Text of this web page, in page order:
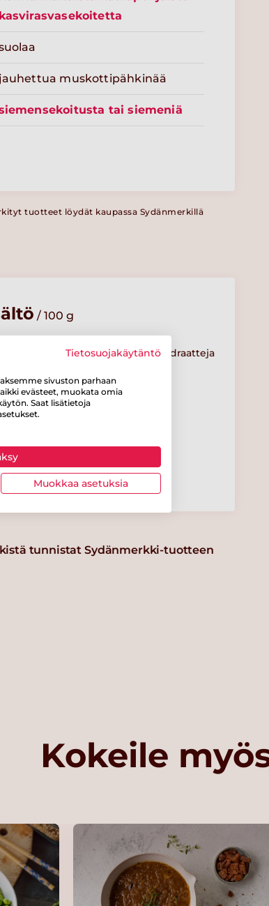
kasvirasvasekoitetta
jauhettua muskottipähkinää
tai siemeniä
tuotteet löydät kaupassa Sydänmerkillä
/ 100 g
josta
0.6 g
Hiilihydraatteja
tunnistat Sydänmerkki-tuotteen
Kokeile
Tietosuojakäytäntö
sivuston parhaan
evästeet, muokata omia
Saat lisätietoja
Muokkaa asetuksia